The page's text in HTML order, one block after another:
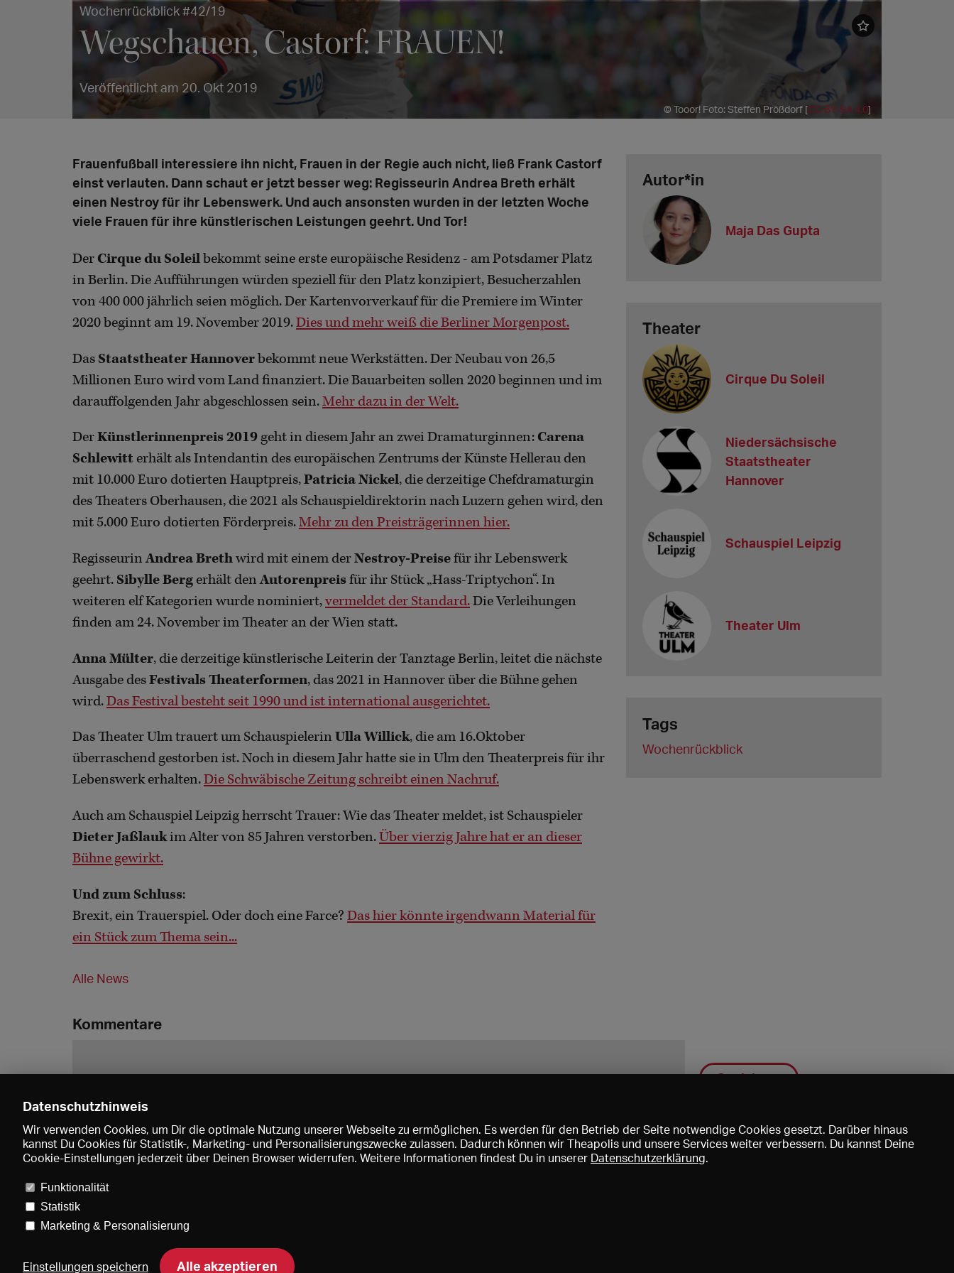
Wochenrückblick #42/19
Wegschauen, Castorf: FRAUEN!
Veröffentlicht am 20. Okt 2019
© Tooor! Foto: Steffen Prößdorf [CC BY-SA 4.0]
Frauenfußball interessiere ihn nicht, Frauen in der Regie auch nicht, ließ Frank Castorf
einst verlauten. Dann schaut er jetzt besser weg: Regisseurin Andrea Breth erhält
einen Nestroy für ihr Lebenswerk. Und auch ansonsten wurden in der letzten Woche
viele Frauen für ihre künstlerischen Leistungen geehrt. Und Tor!
Der Cirque du Soleilbekommt seine erste europäische Residenz - am Potsdamer Platz
in Berlin. Die Aufführungen würden speziell für den Platz konzipiert, Besucherzahlen
von 400 000 jährlich seien möglich. Der Kartenvorverkauf für die Premiere im Winter
2020 beginnt am 19. November 2019.Dies und mehr weiß die Berliner Morgenpost.
Das Staatstheater Hannoverbekommt neue Werkstätten. Der Neubau von 26,5
Millionen Euro wird vom Land finanziert. Die Bauarbeiten sollen 2020 beginnen und im
darauffolgenden Jahr abgeschlossen sein.Mehr dazu in der Welt.
DerKünstlerinnenpreis 2019 geht in diesem Jahr an zwei Dramaturginnen: Carena
Schlewitt erhält als Intendantin des europäischen Zentrums der Künste Hellerau den
mit 10.000 Euro dotierten Hauptpreis,Patricia Nickel, die derzeitige Chefdramaturgin
des Theaters Oberhausen, die 2021 als Schauspieldirektorin nach Luzern gehen wird, den
mit 5.000 Euro dotierten Förderpreis.Mehr zu den Preisträgerinnen hier.
RegisseurinAndrea Brethwird mit einem derNestroy-Preisefür ihr Lebenswerk
geehrt. Sibylle Berg erhält denAutorenpreisfür ihr Stück „Hass-Triptychon“. In
weiteren elf Kategorien wurde nominiert,vermeldet der Standard.Die Verleihungen
finden am 24. November im Theater an der Wien statt.
Anna Mülter, die derzeitige künstlerische Leiterin der Tanztage Berlin, leitet die nächste
Ausgabe desFestivals Theaterformen, das 2021 in Hannover über die Bühne gehen
wird.Das Festival besteht seit 1990 und ist international ausgerichtet.
Das Theater Ulm trauert um Schauspielerin Ulla Willick, die am 16.Oktober
überraschend gestorben ist. Noch in diesem Jahr hatte sie in Ulm den Theaterpreis für ihr
Lebenswerk erhalten.Die Schwäbische Zeitung schreibt einen Nachruf.
Auch am Schauspiel Leipzig herrscht Trauer: Wie das Theater meldet, ist Schauspieler
Dieter Jaßlaukim Alter von 85 Jahren verstorben.Über vierzig Jahre hat er an dieser
Bühne gewirkt.
Und zum Schluss:
Brexit, ein Trauerspiel. Oder doch eine Farce? Das hier könnte irgendwann Material für
ein Stück zum Thema sein...
Alle News
Autor*in
Maja Das Gupta
Theater
Cirque Du Soleil
Niedersächsische
Staatstheater
Hannover
Schauspiel Leipzig
Theater Ulm
Tags
Wochenrückblick
Kommentare
Speichern
Datenschutzhinweis
Wir verwenden Cookies, um Dir die optimale Nutzung unserer Webseite zu ermöglichen. Es werden für den Betrieb der Seite notwendige Cookies gesetzt. Darüber hinaus
kannst Du Cookies für Statistik-, Marketing- und Personalisierungszwecke zulassen. Dadurch können wir Theapolis und unsere Services weiter verbessern. Du kannst Deine
Cookie-Einstellungen jederzeit über Deinen Browser widerrufen. Weitere Informationen findest Du in unserer Datenschutzerklärung.
Funktionalität
Statistik
Marketing & Personalisierung
Einstellungen speichern Alle akzeptieren